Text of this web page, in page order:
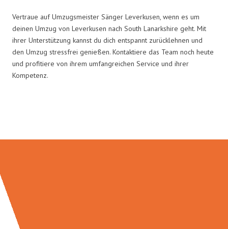
Vertraue auf Umzugsmeister Sänger Leverkusen, wenn es um
deinen Umzug von Leverkusen nach South Lanarkshire geht. Mit
ihrer Unterstützung kannst du dich entspannt zurücklehnen und
den Umzug stressfrei genießen. Kontaktiere das Team noch heute
und profitiere von ihrem umfangreichen Service und ihrer
Kompetenz.